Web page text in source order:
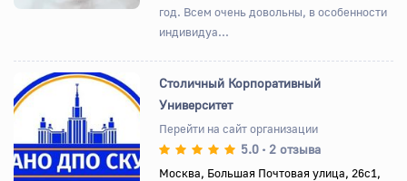
год. Всем очень довольны, в особенности
индивидуа...
Назад Вперед
Столичный Корпоративный
Университет
Перейти на сайт организации
5.0 • 2 отзыва
Москва, Большая Почтовая улица, 26с1,